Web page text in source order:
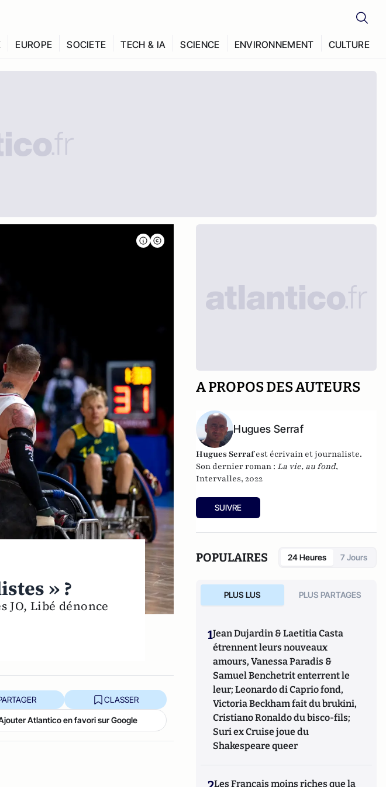
EUROPE SOCIETE TECH & IA SCIENCE ENVIRONNEMENT CULTURE
» ?
JO, Libé dénonce
CLASSER
Atlantico en favori sur Google
A PROPOS DES AUTEURS
Hugues Serraf
Hugues Serrafest écrivain et journaliste.
Son dernier roman : La vie, au fond,
Intervalles, 2022
SUIVRE
POPULAIRES 24 Heures 7 Jours
PLUS LUS PLUS PARTAGES
1Jean Dujardin & Laetitia Casta
étrennent leurs nouveaux
amours, Vanessa Paradis &
Samuel Benchetrit enterrent le
leur; Leonardo di Caprio fond,
Victoria Beckham fait du brukini,
Cristiano Ronaldo du bisco-fils;
Suri ex Cruise joue du
Shakespeare queer
Les Français moins riches que la